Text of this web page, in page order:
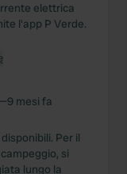
elettrica
l'app P Verde.
9 mesi fa
Per il
si
lungo la